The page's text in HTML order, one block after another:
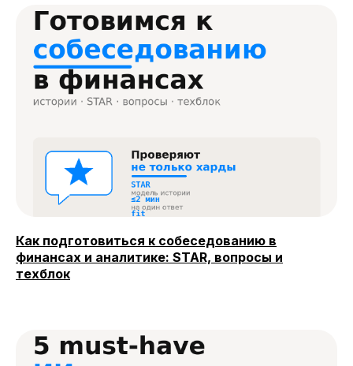
Как подготовиться к собеседованию в
финансах и аналитике: STAR, вопросы и
техблок